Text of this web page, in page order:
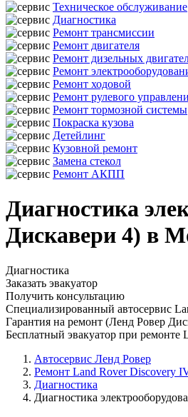
Техническое обслуживание
Диагностика
Ремонт трансмиссии
Ремонт двигателя
Ремонт дизельных
Ремонт
Ремонт ходовой
Ремонт рулевого
Ремонт тормозной системы
Покраска кузова
Детейлинг
Кузовной ремонт
Замена стекол
Ремонт АКПП
Диагностика
Дискавери 4) в
Диагностика
Заказать эвакуатор
Получить консультацию
Специализированный автосервис
Гарантия на ремонт (Ленд Ровер
Бесплатный эвакуатор при ремонте
Автосервис Ленд Ровер
Ремонт Land Rover Discovery
Диагностика
Диагностика